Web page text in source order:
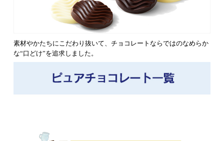
素材やかたちにこだわり抜いて、チョコレートならではのなめらか
な“口どけ”を追求しました。